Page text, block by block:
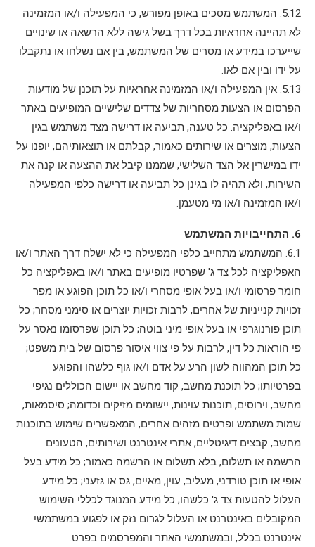
5.12. המשתמש מסכים באופן מפורש, כי המפעילה ו/או המזמינה
לא תהיינה אחראיות בכל דרך בשל גישה ללא הרשאה או שינויים
שייערכו במידע או מסרים של המשתמש, בין אם נשלחו או נתקבלו
על ידו ובין אם לאו.
5.13. אין המפעילה ו/או המזמינה אחראיות על תוכנן של מודעות
הפרסום או הצעות מסחריות של צדדים שלישיים המופיעים באתר
ו/או באפליקציה. כל טענה, תביעה או דרישה מצד משתמש בגין
הצעות, מוצרים או שירותים כאמור, קבלתם או תוצאותיהם, יופנו על
ידו במישרין אל הצד השלישי, שממנו קיבל את ההצעה או קנה את
השירות, ולא תהיה לו בגינן כל תביעה או דרישה כלפי המפעילה
ו/או המזמינה ו/או מי מטעמן.
6. התחייבויות המשתמש
6.1. המשתמש מתחייב כלפי המפעילה כי לא ישלח דרך האתר ו/או
האפליקציה לכל צד ג' שפרטיו מופיעים באתר ו/או באפליקציה כל
חומר פרסומי ו/או בעל אופי מסחרי ו/או כל תוכן הפוגע או מפר
זכויות קנייניות של אחרים, לרבות זכויות יוצרים או סימני מסחר; כל
תוכן פורנוגרפי או בעל אופי מיני בוטה; כל תוכן שפרסומו נאסר על
פי הוראות כל דין, לרבות על פי צווי איסור פרסום של בית משפט;
כל תוכן המהווה לשון הרע על אדם ו/או גוף כלשהו והפוגע
בפרטיותו; כל תוכנת מחשב, קוד מחשב או יישום הכוללים נגיפי
מחשב, וירוסים, תוכנות עוינות, יישומים מזיקים וכדומה; סיסמאות,
שמות משתמש ופרטים מזהים אחרים, המאפשרים שימוש בתוכנות
מחשב, קבצים דיגיטליים, אתרי אינטרנט ושירותים, הטעונים
הרשמה או תשלום, בלא תשלום או הרשמה כאמור; כל מידע בעל
אופי או תוכן טורדני, מעליב, עוין, מאיים, גס או גזעני; כל מידע
העלול להטעות צד ג' כלשהו; כל מידע המנוגד לכללי השימוש
המקובלים באינטרנט או העלול לגרום נזק או לפגוע במשתמשי
אינטרנט בכלל, ובמשתמשי האתר והמפרסמים בפרט.